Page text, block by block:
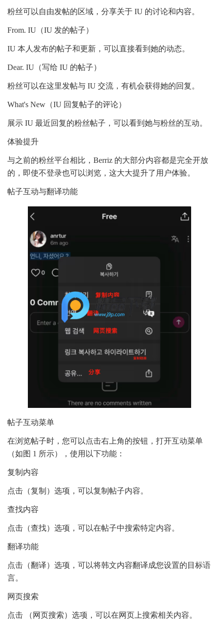
粉丝可以自由发帖的区域，分享关于 IU 的讨论和内容。
From. IU（IU 发的帖子）
IU 本人发布的帖子和更新，可以直接看到她的动态。
Dear. IU（写给 IU 的帖子）
粉丝可以在这里发帖与 IU 交流，有机会获得她的回复。
What's New（IU 回复帖子的评论）
展示 IU 最近回复的粉丝帖子，可以看到她与粉丝的互动。
体验提升
与之前的粉丝平台相比，Berriz 的大部分内容都是完全开放
的，即使不登录也可以浏览，这大大提升了用户体验。
帖子互动与翻译功能
帖子互动菜单
在浏览帖子时，您可以点击右上角的按钮，打开互动菜单
（如图 1 所示），使用以下功能：
复制内容
点击（复制）选项，可以复制帖子内容。
查找内容
点击（查找）选项，可以在帖子中搜索特定内容。
翻译功能
点击（翻译）选项，可以将韩文内容翻译成您设置的目标语
言。
网页搜索
点击 （网页搜索）选项，可以在网页上搜索相关内容。